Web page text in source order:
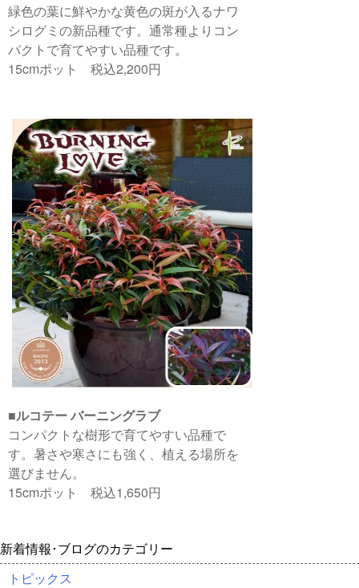
緑色の葉に鮮やかな黄色の斑が入るナワ
シログミの新品種です。通常種よりコン
パクトで育てやすい品種です。
15cmポット 税込2,200円
■ルコテー バーニングラブ
コンパクトな樹形で育てやすい品種で
す。暑さや寒さにも強く、植える場所を
選びません。
15cmポット 税込1,650円
新着情報･ブログのカテゴリー
トピックス